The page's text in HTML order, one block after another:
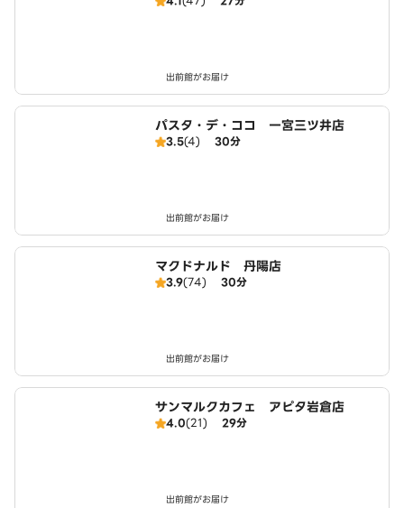
出前館がお届け
パスタ・デ・ココ 一宮三ツ井店
3.5(4) 30分
出前館がお届け
マクドナルド 丹陽店
3.9(74) 30分
出前館がお届け
サンマルクカフェ アピタ岩倉店
4.0(21) 29分
出前館がお届け